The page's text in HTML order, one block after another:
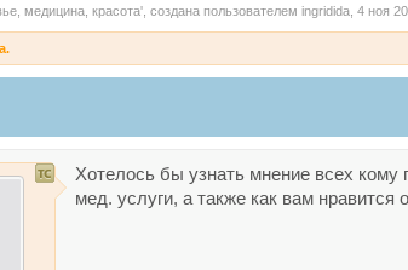
медицина, красота' , создана пользователемingridida ,4 ноя
Хотелось бы узнать мнение всех
мед. услуги, а также как вам нравится